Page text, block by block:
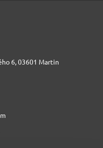
6, 03601 Martin